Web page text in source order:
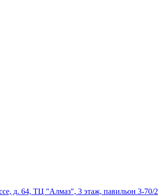
д. 64, ТЦ "Алмаз", 3 этаж, павильон 3-70/2